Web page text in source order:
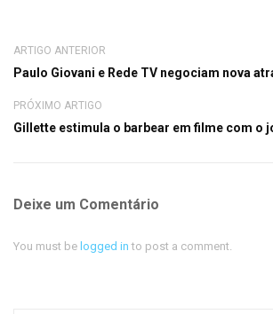
ARTIGO ANTERIOR
Paulo Giovani e Rede TV negociam nova
PRÓXIMO ARTIGO
Gillette estimula o barbear em filme com o
Deixe um Comentário
You must be logged in to post a comment.